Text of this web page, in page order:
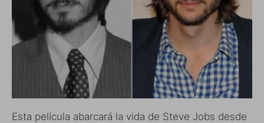
Esta película abarcará la vida de Steve Jobs desde